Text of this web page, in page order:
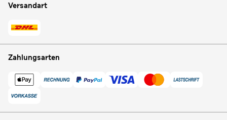
Versandart
Zahlungsarten